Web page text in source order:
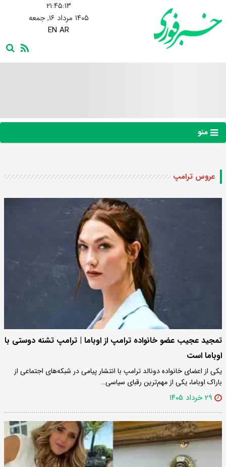
۲۱:۴۵:۱۴
۱۴۰۵ مرداد ۱۶, جمعه
EN AR
منو
عروس ترامپ
تمجید عجیب عضو خانواده ترامپ از اوباما | ترامپ تشنه دوستی با
اوباما است
یکی از اعضای خانواده دونالد ترامپ با انتشار پیامی در شبکه‌های اجتماعی از
باراک اوباما، یکی از مهم‌ترین رقبای سیاسی…
۲۹ خرداد ۱۴۰۵